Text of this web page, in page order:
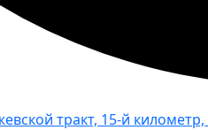
тракт, 15-й